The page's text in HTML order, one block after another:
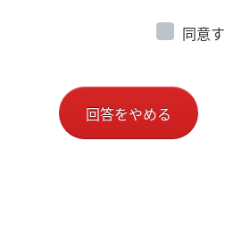
同意
回答をやめる